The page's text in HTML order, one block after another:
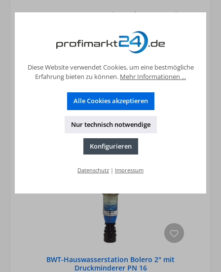
BWT-Hauswasserstation Bolero 11/4" mit
336,69 €*
Preise inkl. MwSt. zzgl. Versandkosten
In den Warenkorb
BWT-Hauswasserstation Bolero 2" mit
Druckminderer PN 16
Diese Website verwendet Cookies, um eine bestmögliche
Erfahrung bieten zu können. Mehr Informationen ...
Alle Cookies akzeptieren
Nur technisch notwendige
Konfigurieren
Datenschutz | Impressum